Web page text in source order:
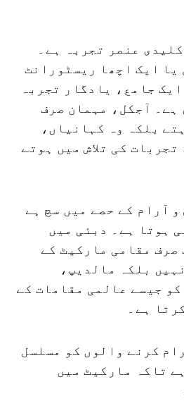
عنصر تجربہ ہے۔
یا ایک اچھا ریسٹورانٹ
جامع، یادگار تجربہ
ہے۔ آجکل، مہمان صرف
بلکہ وہ کہانیاں،
کی تلاش میں ہوتے
و آرام کے حصے میں سچ ہے
ہوتا ہے۔ دبئی میں
صرف مقامی مارکیٹ کے
بلکہ مالدیپ،
جیسے عالمی مقامات کے
ہے۔
کرنے والوں کو مسلسل
تاکہ مارکیٹ میں